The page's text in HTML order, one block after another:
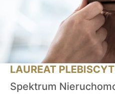
LAUREAT
Spektrum